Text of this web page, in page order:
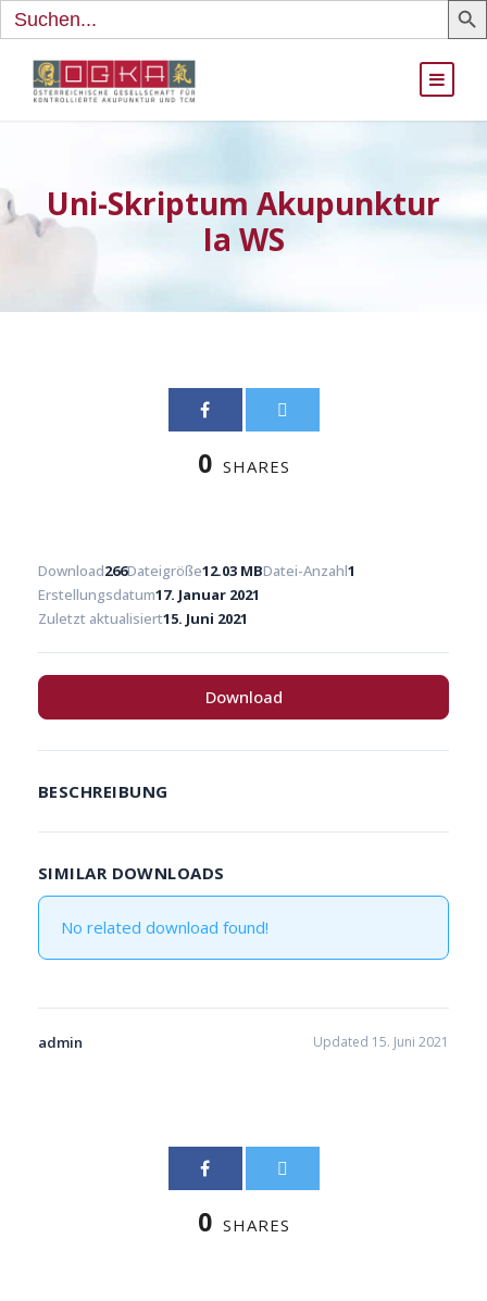
Search
for:
Uni-Skriptum Akupunktur
Ia WS
0 SHARES
Download266Dateigröße12.03 MBDatei-Anzahl1
Erstellungsdatum17. Januar 2021
Zuletzt aktualisiert15. Juni 2021
Download
BESCHREIBUNG
SIMILAR DOWNLOADS
No related download found!
admin Updated 15. Juni 2021
0 SHARES